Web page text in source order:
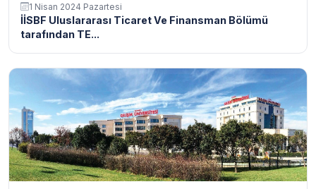
1 Nisan 2024 Pazartesi
İİSBF Uluslararası Ticaret Ve Finansman Bölümü
tarafından TE...